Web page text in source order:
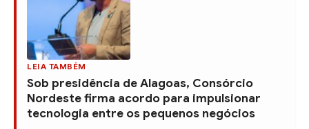
LEIA TAMBÉM
Sob presidência de Alagoas, Consórcio
Nordeste firma acordo para impulsionar
tecnologia entre os pequenos negócios